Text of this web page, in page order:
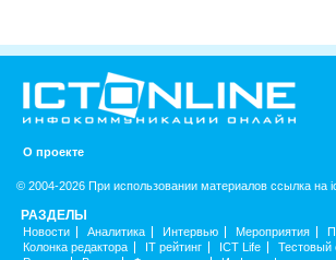
О проекте
© 2004-2026 При использовании материалов ссылка на
РАЗДЕЛЫ
Новости Аналитика Интервью Мероприятия
Колонка редактора
IT рейтинг ICT Life Тестовый